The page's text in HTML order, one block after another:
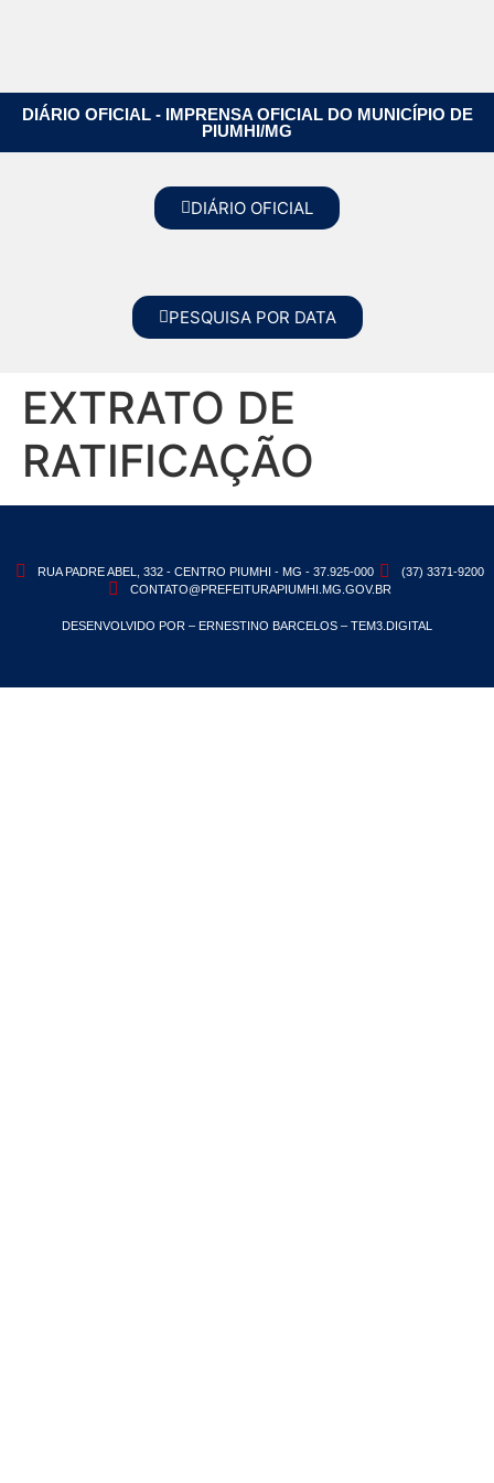
DIÁRIO OFICIAL - IMPRENSA OFICIAL DO MUNICÍPIO DE
PIUMHI/MG
DIÁRIO OFICIAL
PESQUISA POR DATA
EXTRATO DE
RATIFICAÇÃO
RUA PADRE ABEL, 332 - CENTRO PIUMHI - MG - 37.925-000
(37) 3371-9200
CONTATO@PREFEITURAPIUMHI.MG.GOV.BR
DESENVOLVIDO POR – ERNESTINO BARCELOS – TEM3.DIGITAL